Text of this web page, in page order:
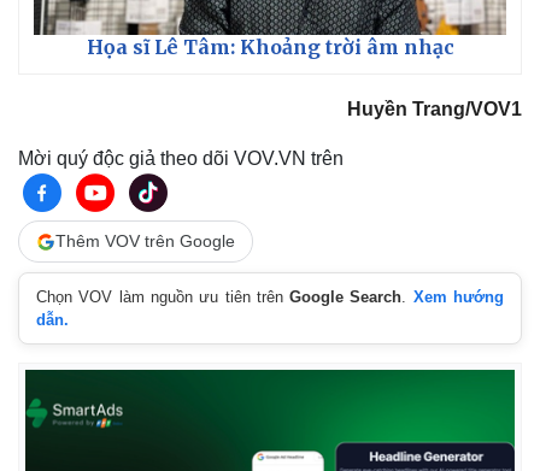
Pháp luật
Tư vấn luật
Họa sĩ Lê Tâm: Khoảng trời âm nhạc
Huyền Trang/VOV1
Mời quý độc giả theo dõi VOV.VN trên
Thêm VOV trên Google
Chọn VOV làm nguồn ưu tiên trênGoogle Search. Xem hướng
dẫn.